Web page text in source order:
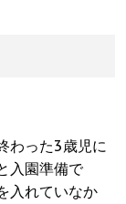
わった3歳児に
入園準備で
入れていなか